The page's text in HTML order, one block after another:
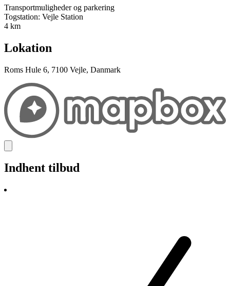
Transportmuligheder og parkering
Togstation: Vejle Station
4 km
Lokation
Roms Hule 6, 7100 Vejle, Danmark
Indhent tilbud